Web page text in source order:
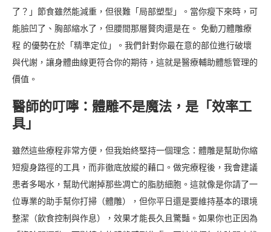
了？」節食雖然能減重，但很難「局部塑型」。當你瘦下來時，可
能臉凹了、胸部縮水了，但腰間那層贅肉還是在。 免動刀體雕療
程 的優勢在於「精準定位」。我們針對你最在意的部位進行破壞
與代謝，讓身體曲線更符合你的期待，這就是醫療輔助體態管理的
價值。
醫師的叮嚀：體雕不是魔法，是「效率工
具」
雖然這些療程非常方便，但我始終堅持一個理念：體雕是幫助你縮
短瘦身路徑的工具，而非徹底放縱的藉口。做完療程後，我會建議
患者多喝水，幫助代謝掉那些凋亡的脂肪細胞。這就像是你請了一
位專業的助手幫你打掃（體雕），但你平日還是要維持基本的環境
整潔（飲食控制與作息），效果才能長久且驚豔。如果你也正因為